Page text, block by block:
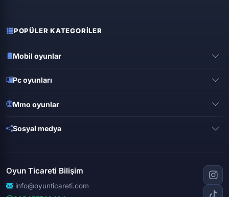
POPÜLER KATEGORILER
Mobil oyunlar
Mobile legends
Free fire
Minecraft
Pc oyunları
Gta online
Lost ark
World of warcraft
Mmo oyunlar
Wolfteam
Black desert online
Sosyal medya
Discord
Youtube
Oyun Ticareti Bilişim
info@oyunticareti.com